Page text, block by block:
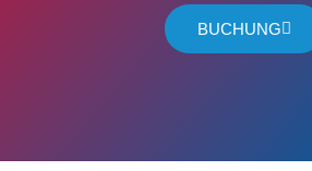
BUCHUNG